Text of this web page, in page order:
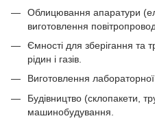
Облицювання апаратури
виготовлення
Ємності для зберігання та
рідин і газів.
Виготовлення лабораторної
Будівництво (склопакети,
машинобудування.